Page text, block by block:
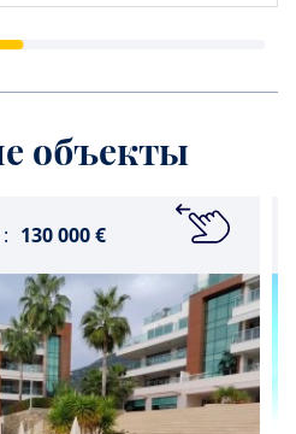
объекты
130 000 €